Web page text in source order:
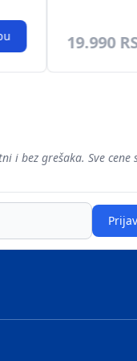
19.990
bez grešaka. Sve cene